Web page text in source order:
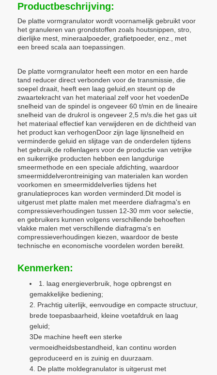
Productbeschrijving:
De platte vormgranulator wordt voornamelijk gebruikt voor
het granuleren van grondstoffen zoals houtsnippen, stro,
dierlijke mest, mineraalpoeder, grafietpoeder, enz., met
een breed scala aan toepassingen.
De platte vormgranulator heeft een motor en een harde
tand reducer direct verbonden voor de transmissie, die
soepel draait, heeft een laag geluid,en steunt op de
zwaartekracht van het materiaal zelf voor het voedenDe
snelheid van de spindel is ongeveer 60 t/min en de lineaire
snelheid van de drukrol is ongeveer 2,5 m/s.die het gas uit
het materiaal effectief kan verwijderen en de dichtheid van
het product kan verhogenDoor zijn lage lijnsnelheid en
verminderde geluid en slijtage van de onderdelen tijdens
het gebruik,de rollenlagers voor de productie van vetrijke
en suikerrijke producten hebben een langdurige
smeermethode en een speciale afdichting, waardoor
smeermiddelverontreiniging van materialen kan worden
voorkomen en smeermiddelverlies tijdens het
granulatieproces kan worden verminderd.Dit model is
uitgerust met platte malen met meerdere diafragma's en
compressieverhoudingen tussen 12-30 mm voor selectie,
en gebruikers kunnen volgens verschillende behoeften
vlakke malen met verschillende diafragma's en
compressieverhoudingen kiezen, waardoor de beste
technische en economische voordelen worden bereikt.
Kenmerken:
1. laag energieverbruik, hoge opbrengst en
gemakkelijke bediening;
2. Prachtig uiterlijk, eenvoudige en compacte structuur,
brede toepasbaarheid, kleine voetafdruk en laag
geluid;
3De machine heeft een sterke
vermoeidheidsbestandheid, kan continu worden
geproduceerd en is zuinig en duurzaam.
4. De platte moldegranulator is uitgerust met